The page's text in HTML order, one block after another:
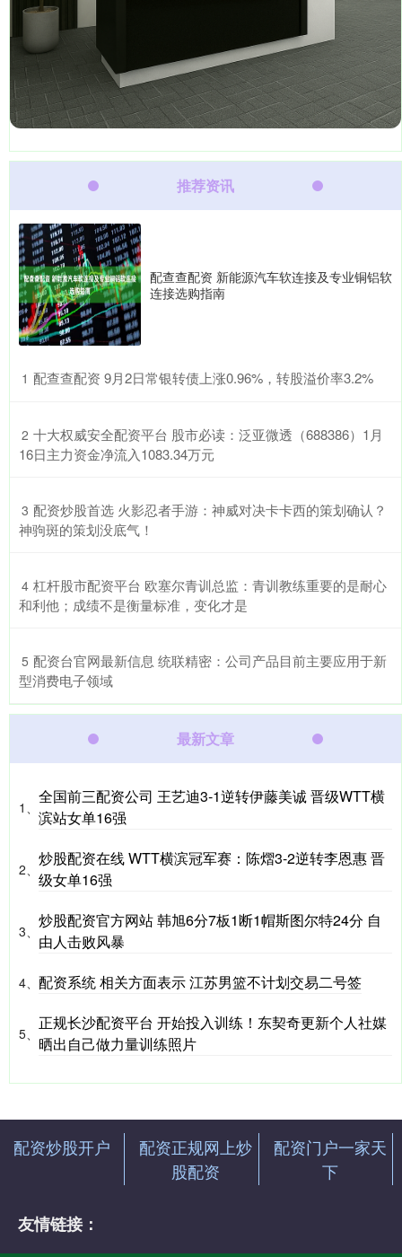
推荐资讯
配查查配资 新能源汽车软连接及专业铜铝软
连接选购指南
1 ​配查查配资 9月2日常银转债上涨0.96%，转股溢价率3.2%
2 ​十大权威安全配资平台 股市必读：泛亚微透（688386）1月
16日主力资金净流入1083.34万元
3 ​配资炒股首选 火影忍者手游：神威对决卡卡西的策划确认？
神驹斑的策划没底气！
4 ​杠杆股市配资平台 欧塞尔青训总监：青训教练重要的是耐心
和利他；成绩不是衡量标准，变化才是
5 ​配资台官网最新信息 统联精密：公司产品目前主要应用于新
型消费电子领域
最新文章
1、
全国前三配资公司 王艺迪3‑1逆转伊藤美诚 晋级WTT横
滨站女单16强
2、
炒股配资在线 WTT横滨冠军赛：陈熠3-2逆转李恩惠 晋
级女单16强
3、
炒股配资官方网站 韩旭6分7板1断1帽斯图尔特24分 自
由人击败风暴
4、 配资系统 相关方面表示 江苏男篮不计划交易二号签
5、
正规长沙配资平台 开始投入训练！东契奇更新个人社媒
晒出自己做力量训练照片
配资炒股开户
配资正规网上炒
股配资
配资门户一家天
下
友情链接：